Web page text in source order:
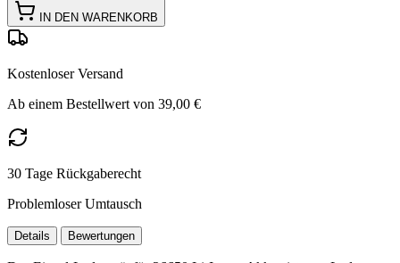
IN DEN WARENKORB
Kostenloser Versand
Ab einem Bestellwert von 39,00 €
30 Tage Rückgaberecht
Problemloser Umtausch
Details Bewertungen